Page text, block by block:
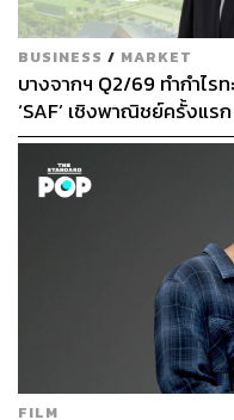
BUSINESS / MARKET
บางจากฯ Q2/69 ทำกำไร
‘SAF’ เชิงพาณิชย์ครั้งแร
ล้าน
FILM